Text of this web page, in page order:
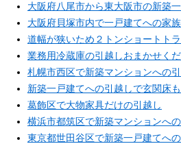
大阪府八尾市から東大阪市の新築
大阪府貝塚市内で一戸建てへの家
道幅が狭いため２トンショートト
業務用冷蔵庫の引越しおまかせく
札幌市西区で新築マンションへの
新築一戸建てへの引越しで玄関床
葛飾区で大物家具だけの引越し
横浜市都筑区で新築マンションへ
東京都世田谷区で新築一戸建てへ